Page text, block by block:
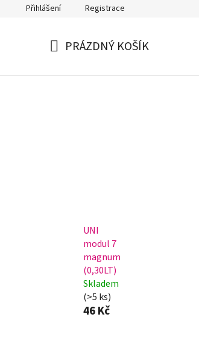
Přihlášení Registrace
PRÁZDNÝ KOŠÍK
UNI
modul 7
magnum
(0,30LT)
Skladem
(>5 ks)
46 Kč